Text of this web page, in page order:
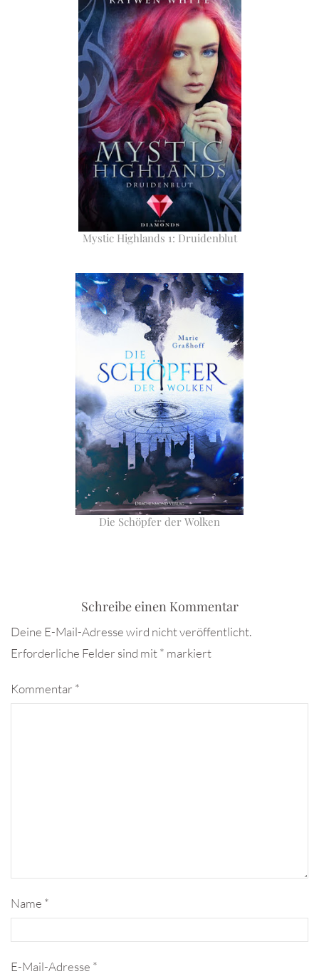
Mystic Highlands 1: Druidenblut
Die Schöpfer der Wolken
Schreibe einen Kommentar
Deine E-Mail-Adresse wird nicht veröffentlicht.
Erforderliche Felder sind mit* markiert
Kommentar *
Name *
E-Mail-Adresse *